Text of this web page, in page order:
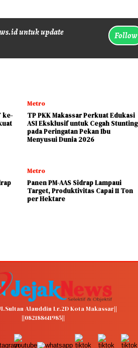
untuk update
Follow
ke-
Metro
TP PKK Makassar Perkuat Edukasi
ASI Eksklusif untuk Cegah Stunting
pada Peringatan Pekan Ibu
Menyusui Dunia 2026
Metro
Panen PM-AAS Sidrap Lampaui
Target, Produktivitas Capai 11 Ton
per Hektare
Alauddin Lr.2D Kota Makassar||
||082188611985||